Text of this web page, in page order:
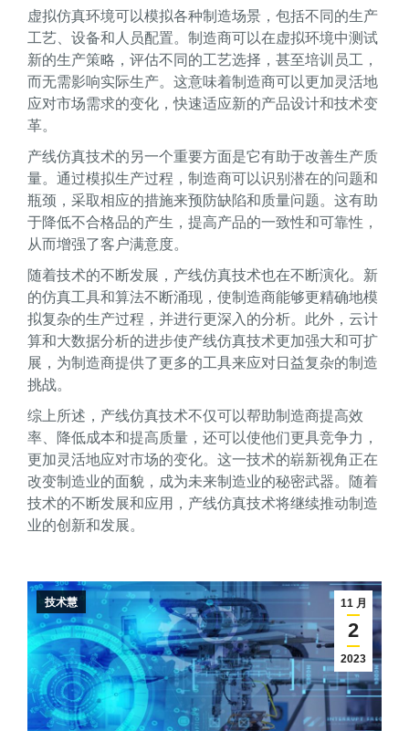
虚拟仿真环境可以模拟各种制造场景，包括不同的生产
工艺、设备和人员配置。制造商可以在虚拟环境中测试
新的生产策略，评估不同的工艺选择，甚至培训员工，
而无需影响实际生产。这意味着制造商可以更加灵活地
应对市场需求的变化，快速适应新的产品设计和技术变
革。
产线仿真技术的另一个重要方面是它有助于改善生产质
量。通过模拟生产过程，制造商可以识别潜在的问题和
瓶颈，采取相应的措施来预防缺陷和质量问题。这有助
于降低不合格品的产生，提高产品的一致性和可靠性，
从而增强了客户满意度。
随着技术的不断发展，产线仿真技术也在不断演化。新
的仿真工具和算法不断涌现，使制造商能够更精确地模
拟复杂的生产过程，并进行更深入的分析。此外，云计
算和大数据分析的进步使产线仿真技术更加强大和可扩
展，为制造商提供了更多的工具来应对日益复杂的制造
挑战。
综上所述，产线仿真技术不仅可以帮助制造商提高效
率、降低成本和提高质量，还可以使他们更具竞争力，
更加灵活地应对市场的变化。这一技术的崭新视角正在
改变制造业的面貌，成为未来制造业的秘密武器。随着
技术的不断发展和应用，产线仿真技术将继续推动制造
业的创新和发展。
11 月
2
2023
技术慧